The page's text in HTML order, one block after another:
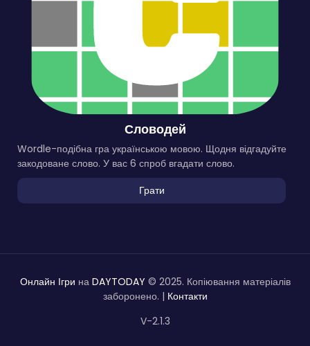
Словодей
Wordle-подібна гра українською мовою. Щодня відгадуйте
закодоване слово. У вас 6 спроб вгадати слово.
Грати
Онлайн Ігри на DAYTODAY © 2025. Копіювання матеріалів
заборонено. | Контакти
V-2.1.3